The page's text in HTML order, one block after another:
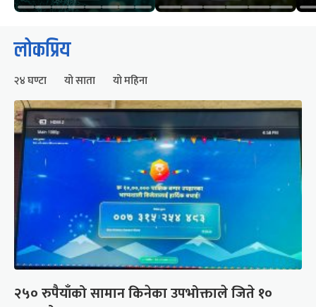
लोकप्रिय
२४ घण्टा यो साता यो महिना
२५० रुपैयाँको सामान किनेका उपभोक्ताले जिते १०